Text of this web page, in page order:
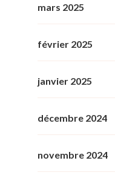
mars 2025
février 2025
janvier 2025
décembre 2024
novembre 2024